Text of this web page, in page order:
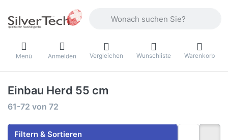
Menü Anmelden Vergleichen Wunschliste Warenkorb
Einbau Herd 55 cm
Suchergebnisse:
61-72 von 72
Filtern & Sortieren